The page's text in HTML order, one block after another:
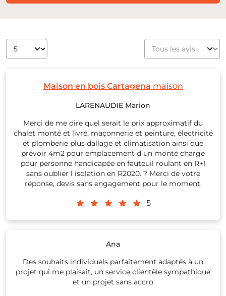
Maison en bois Cartagena maison
LARENAUDIE Marion
Merci de me dire quel serait le prix approximatif du
chalet monté et livré, maçonnerie et peinture, électricité
et plomberie plus dallage et climatisation ainsi que
prévoir 4m2 pour emplacement d un monté charge
pour personne handicapée en fauteuil roulant en R+1
sans oublier l isolation en R2020. ? Merci de votre
réponse, devis sans engagement pour le moment.
5
Ana
Des souhaits individuels parfaitement adaptés à un
projet qui me plaisait, un service clientèle sympathique
et un projet sans accro